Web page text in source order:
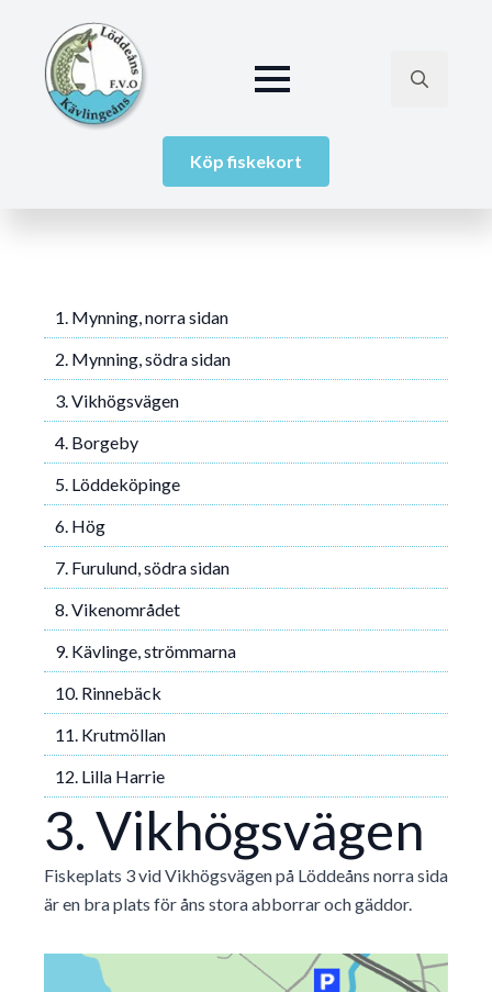
Köp fiskekort
1. Mynning, norra sidan
2. Mynning, södra sidan
3. Vikhögsvägen
4. Borgeby
5. Löddeköpinge
6. Hög
7. Furulund, södra sidan
8. Vikenområdet
9. Kävlinge, strömmarna
10. Rinnebäck
11. Krutmöllan
12. Lilla Harrie
3. Vikhögsvägen
Fiskeplats 3 vid Vikhögsvägen på Löddeåns norra sida
är en bra plats för åns stora abborrar och gäddor.